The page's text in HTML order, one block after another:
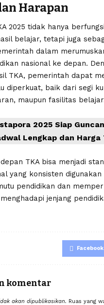
Harapan
2025 tidak hanya
belajar, tetapi juga
dalam
nasional ke depan.
TKA, pemerintah dapat
diperkuat, baik dari segi
maupun fasilitas
2025 Siap
Lengkap dan Harga
TKA bisa menjadi
yang konsisten digunakan
pendidikan dan
jenjang
Facebook
komentar
akan dipublikasikan. Ruas yang